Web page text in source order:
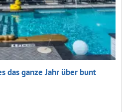
das ganze Jahr über bunt